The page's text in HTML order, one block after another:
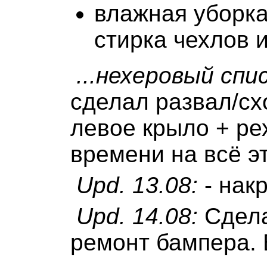
влажная
стирка чехлов
...нехеровый
сделал развал/
левое крыло +
времени на всё
Upd. 13.08: -
Upd. 14.08:
ремонт бампера.